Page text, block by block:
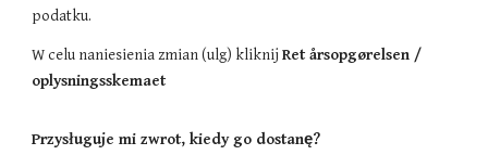
podatku.
W celu naniesienia zmian (ulg) kliknijRet årsopgørelsen /
oplysningsskemaet
Przysługuje mi zwrot, kiedy go dostanę?